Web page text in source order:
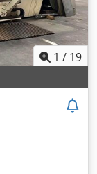
1 / 19